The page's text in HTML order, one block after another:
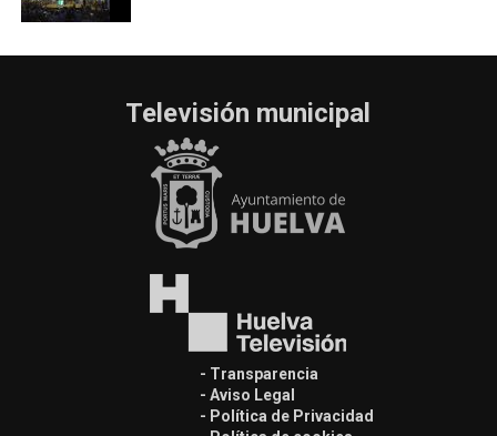
Televisión municipal
- Transparencia
- Aviso Legal
- Política de Privacidad